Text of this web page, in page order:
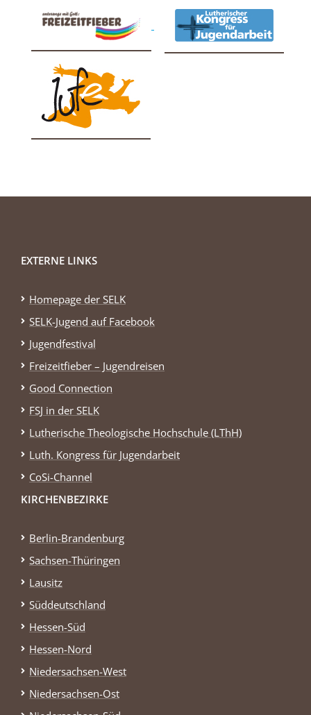
EXTERNE LINKS
Homepage der SELK
SELK-Jugend auf Facebook
Jugendfestival
Freizeitfieber – Jugendreisen
Good Connection
FSJ in der SELK
Lutherische Theologische Hochschule (LThH)
Luth. Kongress für Jugendarbeit
CoSi-Channel
KIRCHENBEZIRKE
Berlin-Brandenburg
Sachsen-Thüringen
Lausitz
Süddeutschland
Hessen-Süd
Hessen-Nord
Niedersachsen-West
Niedersachsen-Ost